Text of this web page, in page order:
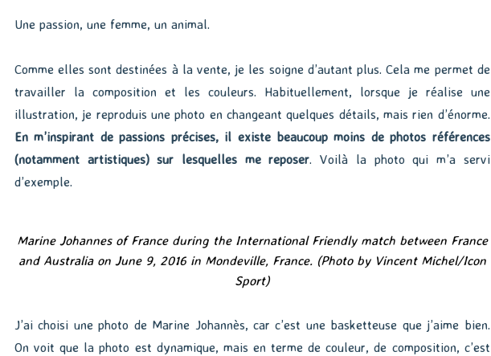
Une passion, une femme, un animal.
Comme elles sont destinées à la vente, je les soigne d’autant plus. Cela me permet de
travailler la composition et les couleurs. Habituellement, lorsque je réalise une
illustration, je reproduis une photo en changeant quelques détails, mais rien d’énorme.
En m’inspirant de passions précises, il existe beaucoup moins de photos références
(notamment artistiques) sur lesquelles me reposer. Voilà la photo qui m’a servi
d’exemple.
Marine Johannes of France during the International Friendly match between France
and Australia on June 9, 2016 in Mondeville, France. (Photo by Vincent Michel/Icon
Sport)
J’ai choisi une photo de Marine Johannès, car c’est une basketteuse que j’aime bien.
On voit que la photo est dynamique, mais en terme de couleur, de composition, c’est